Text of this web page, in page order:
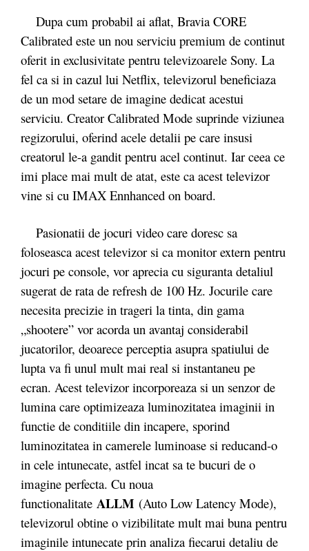
Dupa cum probabil ai aflat, Bravia CORE
Calibrated este un nou serviciu premium de continut
oferit in exclusivitate pentru televizoarele Sony. La
fel ca si in cazul lui Netflix, televizorul beneficiaza
de un mod setare de imagine dedicat acestui
serviciu. Creator Calibrated Mode suprinde viziunea
regizorului, oferind acele detalii pe care insusi
creatorul le-a gandit pentru acel continut. Iar ceea ce
imi place mai mult de atat, este ca acest televizor
vine si cu IMAX Ennhanced on board.
Pasionatii de jocuri video care doresc sa
foloseasca acest televizor si ca monitor extern pentru
jocuri pe console, vor aprecia cu siguranta detaliul
sugerat de rata de refresh de 100 Hz. Jocurile care
necesita precizie in trageri la tinta, din gama
„shootere” vor acorda un avantaj considerabil
jucatorilor, deoarece perceptia asupra spatiului de
lupta va fi unul mult mai real si instantaneu pe
ecran. Acest televizor incorporeaza si un senzor de
lumina care optimizeaza luminozitatea imaginii in
functie de conditiile din incapere, sporind
luminozitatea in camerele luminoase si reducand-o
in cele intunecate, astfel incat sa te bucuri de o
imagine perfecta. Cu noua
functionalitate ALLM (Auto Low Latency Mode),
televizorul obtine o vizibilitate mult mai buna pentru
imaginile intunecate prin analiza fiecarui detaliu de